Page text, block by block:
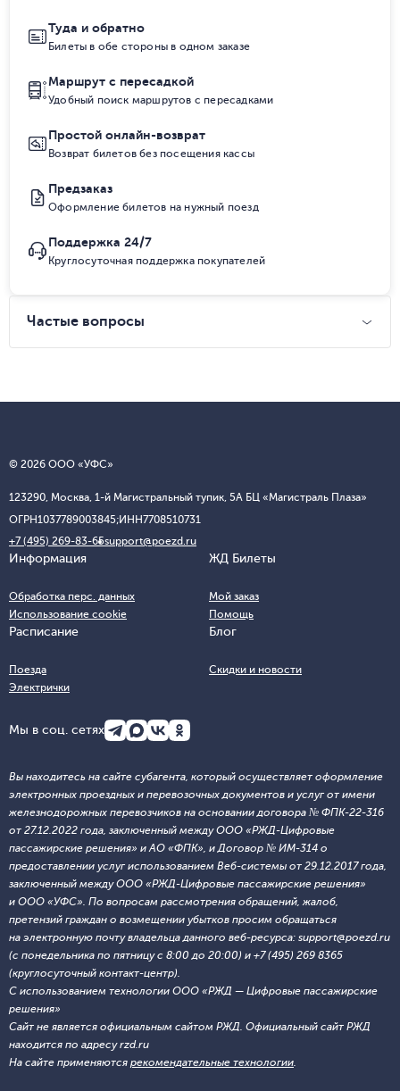
Туда и обратно
Билеты в обе стороны в одном заказе
Маршрут с пересадкой
Удобный поиск маршрутов с пересадками
Простой онлайн-возврат
Возврат билетов без посещения кассы
Предзаказ
Оформление билетов на нужный поезд
Поддержка 24/7
Круглосуточная поддержка покупателей
Частые вопросы
© 2026 ООО «УФС»
123290, Москва, 1-й Магистральный тупик, 5А БЦ «Магистраль Плаза»
ОГРН1037789003845;ИНН7708510731
+7 (495) 269-83-65support@poezd.ru
Информация
Обработка перс. данных
Использование cookie
ЖД Билеты
Мой заказ
Помощь
Расписание
Поезда
Электрички
Блог
Скидки и новости
Мы в соц. сетях
Вы находитесь на сайте субагента, который осуществляет оформление
электронных проездных и перевозочных документов и услуг от имени
железнодорожных перевозчиков на основании договора № ФПК-22-316
от 27.12.2022 года, заключенный между ООО «РЖД-Цифровые
пассажирские решения» и АО «ФПК», и Договор № ИМ-314 о
предоставлении услуг использованием Веб-системы от 29.12.2017 года,
заключенный между ООО «РЖД-Цифровые пассажирские решения»
и ООО «УФС». По вопросам рассмотрения обращений, жалоб,
претензий граждан о возмещении убытков просим обращаться
на электронную почту владельца данного веб-ресурса: support@poezd.ru
(с понедельника по пятницу с 8:00 до 20:00) и +7 (495) 269 8365
(круглосуточный контакт-центр).
С использованием технологии ООО «РЖД — Цифровые пассажирские
решения»
Сайт не является официальным сайтом РЖД. Официальный сайт РЖД
находится по адресу rzd.ru
На сайте применяются рекомендательные технологии.